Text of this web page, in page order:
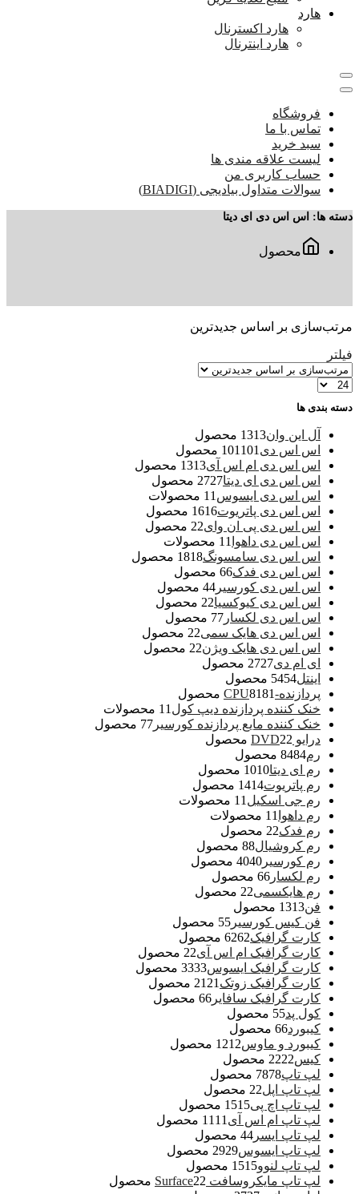
هارد
هارد اکسترنال
هارد اینترنال
فروشگاه
تماس با ما
سبد خرید
لیست علاقه مندی ها
حساب کاربری من
سوالات متداول بیادیجی (BIADIGI)
دسته ها: اس اس دی ای دیتا
محصول
مرتب‌سازی بر اساس جدیدترین
فیلتر
دسته بندی ها
آل این وان 1313 محصول
اس اس دی
101 101 محصول
اس اس دی ام اس آی
1313 محصول
اس اس دی ای دیتا
2727 محصول
اس اس دی ایسوس
1 1 محصولات
اس اس دی پاتریوت
1616 محصول
اس اس دی پی ان وای 22 محصول
اس اس دی داهوا
1 1 محصولات
اس اس دی سامسونگ
1818 محصول
اس اس دی فدک 66 محصول
اس اس دی کورسیر
44 محصول
اس اس دی کیوکسیا 22 محصول
اس اس دی لکسار
77 محصول
اس اس دی هایک سمی 22 محصول
اس اس دی هایک ویژن 22 محصول
ای ام دی
2727 محصول
اینتل
5454 محصول
پردازنده-CPU
8181 محصول
خنک کننده پردازنده دیپ کول
1 1 محصولات
خنک کننده مایع پردازنده کورسیر
77 محصول
درایو DVD
22 محصول
رم
8484 محصول
رم ای دیتا
1010 محصول
رم پاتریوت
1414 محصول
رم جی اسکیل
1 1 محصولات
رم داهوا
1 1 محصولات
رم فدک 22 محصول
رم کروشیال 88 محصول
رم کورسیر
4040 محصول
رم لکسار
66 محصول
رم هایکسمی 22 محصول
فن
1313 محصول
فن کیس کورسیر
55 محصول
کارت گرافیک
6262 محصول
کارت گرافیک ام اس آی 22 محصول
کارت گرافیک ایسوس
3333 محصول
کارت گرافیک زوتک
21 21 محصول
کارت گرافیک سافایر
66 محصول
کول پد 55 محصول
کیبورد 66 محصول
کیبورد و ماوس
1212 محصول
کیس
2222 محصول
لپ تاپ
7878 محصول
لپ تاپ اپل 22 محصول
لپ تاپ اچ پی
1515 محصول
لپ تاپ ام اس آی
11 11 محصول
لپ تاپ ایسر
44 محصول
لپ تاپ ایسوس
2929 محصول
لپ تاپ لنوو
1515 محصول
لپ تاپ مایکروسافت Surface
22 محصول